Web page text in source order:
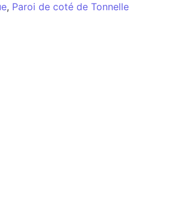
, Paroi de coté de Tonnelle